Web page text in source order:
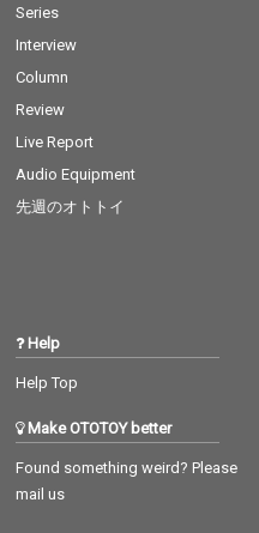
Series
Interview
Column
Review
Live Report
Audio Equipment
先週のオトトイ
Help
Help Top
Make OTOTOY better
Found something weird? Please
mail us